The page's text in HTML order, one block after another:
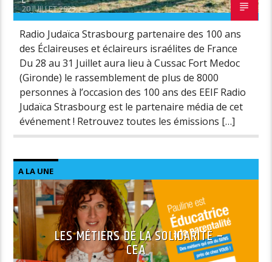
20 JUILLET 2023
Radio Judaïca Strasbourg partenaire des 100 ans
des Éclaireuses et éclaireurs israélites de France
Du 28 au 31 Juillet aura lieu à Cussac Fort Medoc
(Gironde) le rassemblement de plus de 8000
personnes à l’occasion des 100 ans des EEIF Radio
Judaïca Strasbourg est le partenaire média de cet
événement ! Retrouvez toutes les émissions […]
A LA UNE
LES MÉTIERS DE LA SOLIDARITÉ –
CEA